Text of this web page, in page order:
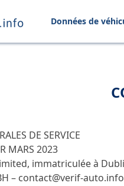
Données de
DE SERVICE
MARS 2023
immatriculée à
– contact@verif-auto.info